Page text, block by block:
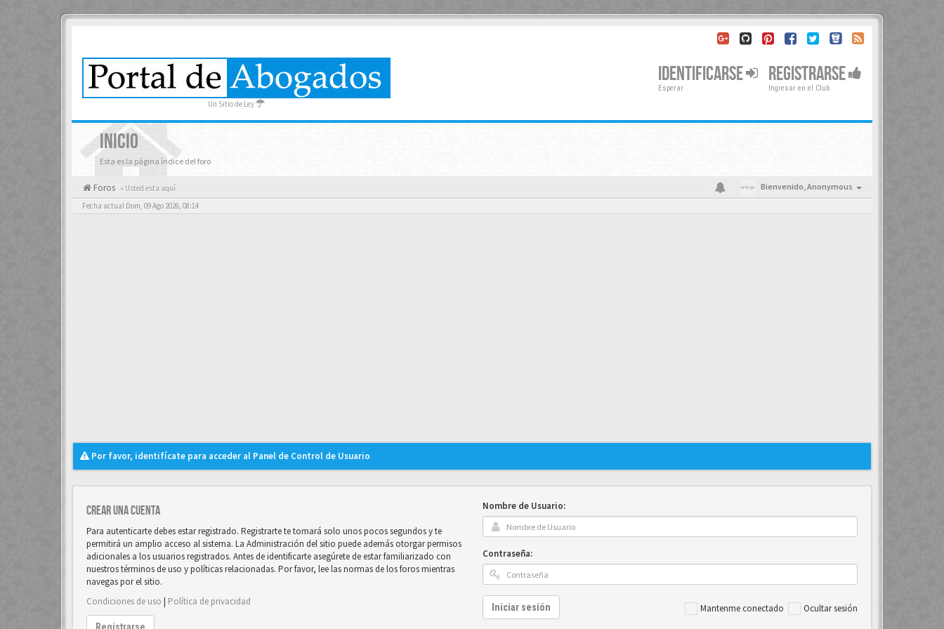
Un Sitio de Ley
IDENTIFICARSE
Esperar
REGISTRARSE
Ingresar en el Club
INICIO
Esta es la página índice del foro
Foros « Usted esta aquí Bienvenido,Anonymous
Fecha actual Dom, 09 Ago 2026, 08:14
Por favor, identifícate para acceder al Panel de Control de Usuario
Crear una cuenta
Para autenticarte debes estar registrado. Registrarte te tomará solo unos pocos segundos y te
permitirá un amplio acceso al sistema. La Administración del sitio puede además otorgar permisos
adicionales a los usuarios registrados. Antes de identificarte asegúrete de estar familiarizado con
nuestros términos de uso y políticas relacionadas. Por favor, lee las normas de los foros mientras
navegas por el sitio.
Condiciones de uso | Política de privacidad
Nombre de Usuario:
Contraseña:
Mantenme conectado Ocultar sesión
Iniciar sesión